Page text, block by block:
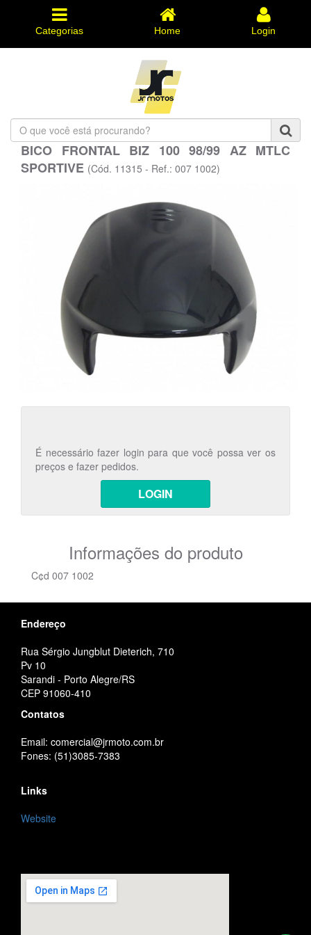
Categorias Home Login
O
que
você
está
BICO FRONTAL BIZ 100 98/99 AZ MTLC
SPORTIVE (Cód. 11315 - Ref.: 007 1002)
É necessário fazer login para que você possa ver os
preços e fazer pedidos.
LOGIN
Informações do produto
C¢d 007 1002
Endereço
Rua Sérgio Jungblut Dieterich, 710
Pv 10
Sarandi - Porto Alegre/RS
CEP 91060-410
Contatos
Email: comercial@jrmoto.com.br
Fones: (51)3085-7383
Links
Website